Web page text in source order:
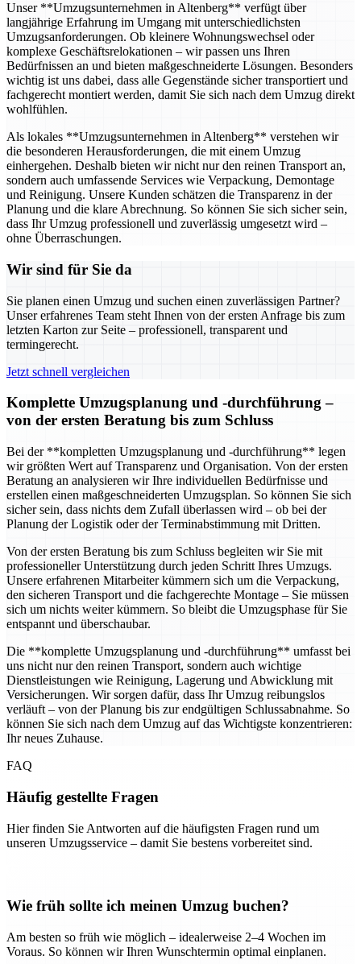
Unser **Umzugsunternehmen in Altenberg** verfügt über
langjährige Erfahrung im Umgang mit unterschiedlichsten
Umzugsanforderungen. Ob kleinere Wohnungswechsel oder
komplexe Geschäftsrelokationen – wir passen uns Ihren
Bedürfnissen an und bieten maßgeschneiderte Lösungen. Besonders
wichtig ist uns dabei, dass alle Gegenstände sicher transportiert und
fachgerecht montiert werden, damit Sie sich nach dem Umzug direkt
wohlfühlen.
Als lokales **Umzugsunternehmen in Altenberg** verstehen wir
die besonderen Herausforderungen, die mit einem Umzug
einhergehen. Deshalb bieten wir nicht nur den reinen Transport an,
sondern auch umfassende Services wie Verpackung, Demontage
und Reinigung. Unsere Kunden schätzen die Transparenz in der
Planung und die klare Abrechnung. So können Sie sich sicher sein,
dass Ihr Umzug professionell und zuverlässig umgesetzt wird –
ohne Überraschungen.
Wir sind für Sie da
Sie planen einen Umzug und suchen einen zuverlässigen Partner?
Unser erfahrenes Team steht Ihnen von der ersten Anfrage bis zum
letzten Karton zur Seite – professionell, transparent und
termingerecht.
Jetzt schnell vergleichen
Komplette Umzugsplanung und -durchführung –
von der ersten Beratung bis zum Schluss
Bei der **kompletten Umzugsplanung und -durchführung** legen
wir größten Wert auf Transparenz und Organisation. Von der ersten
Beratung an analysieren wir Ihre individuellen Bedürfnisse und
erstellen einen maßgeschneiderten Umzugsplan. So können Sie sich
sicher sein, dass nichts dem Zufall überlassen wird – ob bei der
Planung der Logistik oder der Terminabstimmung mit Dritten.
Von der ersten Beratung bis zum Schluss begleiten wir Sie mit
professioneller Unterstützung durch jeden Schritt Ihres Umzugs.
Unsere erfahrenen Mitarbeiter kümmern sich um die Verpackung,
den sicheren Transport und die fachgerechte Montage – Sie müssen
sich um nichts weiter kümmern. So bleibt die Umzugsphase für Sie
entspannt und überschaubar.
Die **komplette Umzugsplanung und -durchführung** umfasst bei
uns nicht nur den reinen Transport, sondern auch wichtige
Dienstleistungen wie Reinigung, Lagerung und Abwicklung mit
Versicherungen. Wir sorgen dafür, dass Ihr Umzug reibungslos
verläuft – von der Planung bis zur endgültigen Schlussabnahme. So
können Sie sich nach dem Umzug auf das Wichtigste konzentrieren:
Ihr neues Zuhause.
FAQ
Häufig gestellte Fragen
Hier finden Sie Antworten auf die häufigsten Fragen rund um
unseren Umzugsservice – damit Sie bestens vorbereitet sind.
Wie früh sollte ich meinen Umzug buchen?
Am besten so früh wie möglich – idealerweise 2–4 Wochen im
Voraus. So können wir Ihren Wunschtermin optimal einplanen.